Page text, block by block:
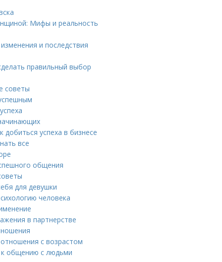
Мифы и реальность
и последствия
правильный выбор
советы
успеха в бизнесе
все
общения
для девушки
человека
в партнерстве
с возрастом
к общению с людьми